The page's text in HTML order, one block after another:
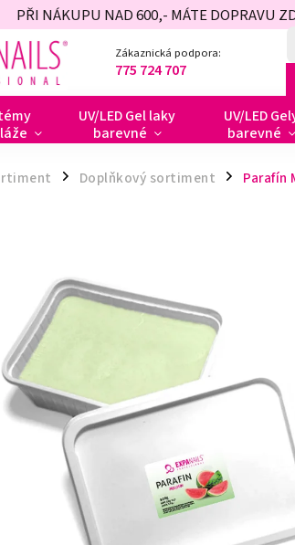
PŘI NÁKUPU NAD 600,- MÁTE DOPRAVU
Zákaznická podpora:
775 724 707
UV/LED Gel laky
barevné
UV/LED
barevné
/ Doplňkový sortiment / Parafín